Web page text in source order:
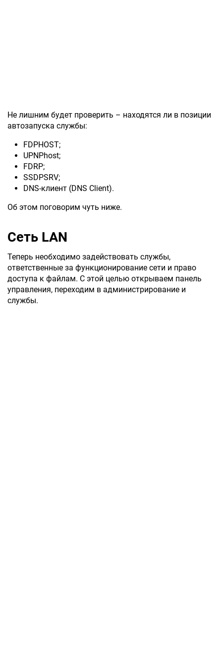
Не лишним будет проверить – находятся ли в позиции
автозапуска службы:
FDPHOST;
UPNPhost;
FDRP;
SSDPSRV;
DNS-клиент (DNS Client).
Об этом поговорим чуть ниже.
Сеть LAN
Теперь необходимо задействовать службы,
ответственные за функционирование сети и право
доступа к файлам. С этой целью открываем панель
управления, переходим в администрирование и
службы.